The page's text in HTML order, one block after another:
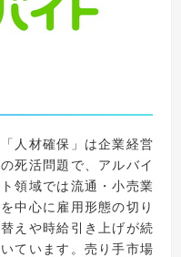
「人材確保」は企業経営
の死活問題で、アルバイ
ト領域では流通・小売業
を中心に雇用形態の切り
替えや時給引き上げが続
いています。売り手市場